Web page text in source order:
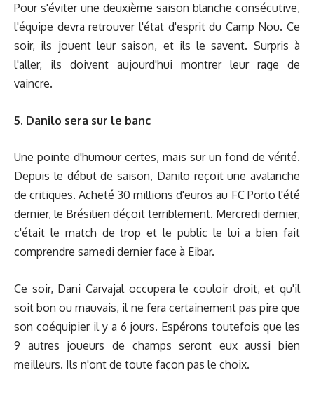
Pour s'éviter une deuxième saison blanche consécutive,
l'équipe devra retrouver l'état d'esprit du Camp Nou. Ce
soir, ils jouent leur saison, et ils le savent. Surpris à
l'aller, ils doivent aujourd'hui montrer leur rage de
vaincre.
5. Danilo sera sur le banc
Une pointe d'humour certes, mais sur un fond de vérité.
Depuis le début de saison, Danilo reçoit une avalanche
de critiques. Acheté 30 millions d'euros au FC Porto l'été
dernier, le Brésilien déçoit terriblement. Mercredi dernier,
c'était le match de trop et le public le lui a bien fait
comprendre samedi dernier face à Eibar.
Ce soir, Dani Carvajal occupera le couloir droit, et qu'il
soit bon ou mauvais, il ne fera certainement pas pire que
son coéquipier il y a 6 jours. Espérons toutefois que les
9 autres joueurs de champs seront eux aussi bien
meilleurs. Ils n'ont de toute façon pas le choix.